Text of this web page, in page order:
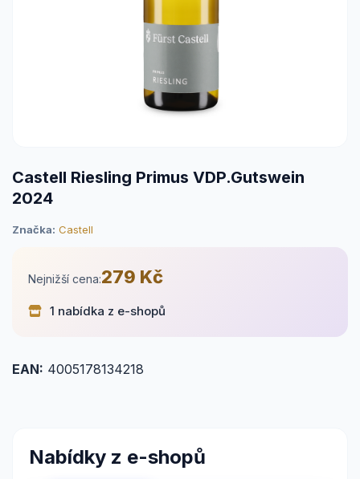
Castell Riesling Primus VDP.Gutswein
2024
Značka: Castell
Nejnižší cena:279 Kč
1 nabídka z e-shopů
EAN: 4005178134218
Nabídky z e-shopů